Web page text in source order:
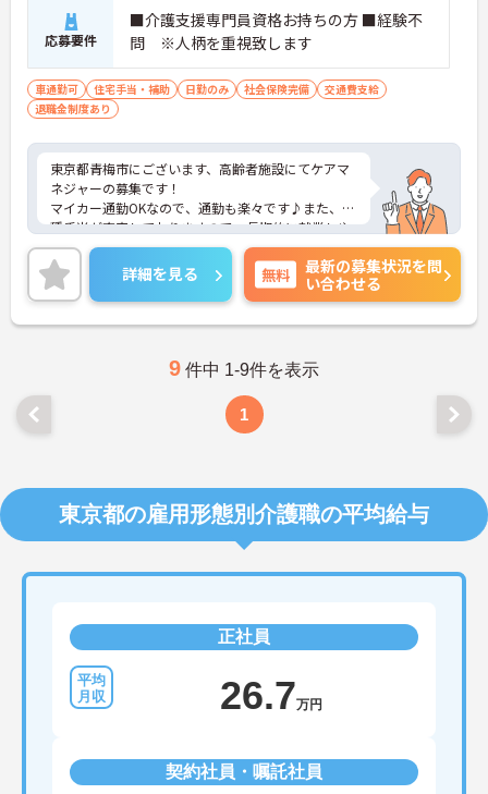
応募要件
■介護支援専門員資格お持ちの方 ■経験不
問 ※人柄を重視致します
車通勤可 住宅手当・補助 日勤のみ 社会保険完備
交通費支給
退職金制度あり
東京都青梅市にございます、高齢者施設にてケアマ
ネジャーの募集です！
マイカー通勤OKなので、通勤も楽々です♪また、各
種手当が充実しておりますので、長期的に就業しや
すい環境です。
ご興味のある方は、マイナビ介護職までお問い合わ
せください。
詳細を見る 無料
最新の募集状況を問
い合わせる
9 件中 1-9件を表示
1
東京都の雇用形態別介護職の平均給与
正社員
26.7万円
契約社員・嘱託社員